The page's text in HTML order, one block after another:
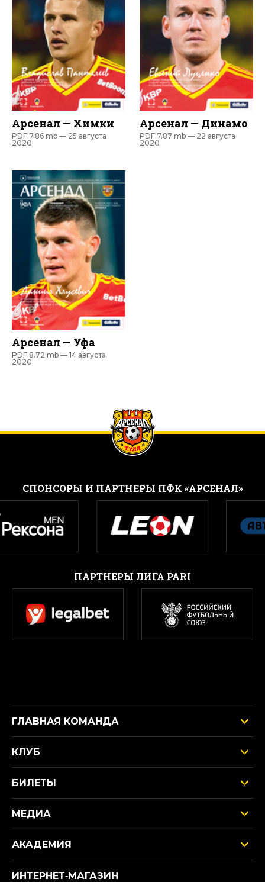
Арсенал — Химки
PDF 7.86 mb — 25 августа
2020
Арсенал — Динамо
PDF 7.87 mb — 22 августа
2020
Арсенал — Уфа
PDF 8.72 mb — 14 августа
2020
CПОНСОРЫ И ПАРТНЕРЫ ПФК «АРСЕНАЛ»
ПАРТНЕРЫ ЛИГА PARI
ГЛАВНАЯ КОМАНДА
КЛУБ
БИЛЕТЫ
МЕДИА
АКАДЕМИЯ
ИНТЕРНЕТ‑МАГАЗИН